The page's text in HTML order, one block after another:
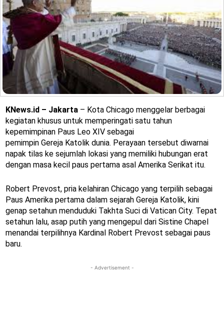
KNews.id – Jakarta – Kota Chicago menggelar berbagai
kegiatan khusus untuk memperingati satu tahun
kepemimpinan Paus Leo XIV sebagai
pemimpin Gereja Katolik dunia. Perayaan tersebut diwarnai
napak tilas ke sejumlah lokasi yang memiliki hubungan erat
dengan masa kecil paus pertama asal Amerika Serikat itu.
Robert Prevost, pria kelahiran Chicago yang terpilih sebagai
Paus Amerika pertama dalam sejarah Gereja Katolik, kini
genap setahun menduduki Takhta Suci di Vatican City. Tepat
setahun lalu, asap putih yang mengepul dari Sistine Chapel
menandai terpilihnya Kardinal Robert Prevost sebagai paus
baru.
- Advertisement -